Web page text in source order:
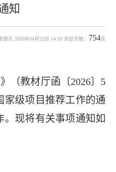
知
理员 2026年04月23日 14:59 浏览次数： 754次
（教材厅函〔2026〕5
家级项目推荐工作的通
现将有关事项通知如